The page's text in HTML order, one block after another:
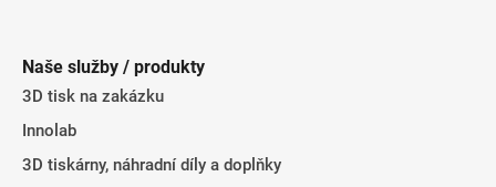
Naše služby / produkty
3D tisk na zakázku
Innolab
3D tiskárny, náhradní díly a doplňky